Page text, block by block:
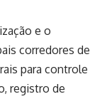
e o
corredores de
para controle
registro de